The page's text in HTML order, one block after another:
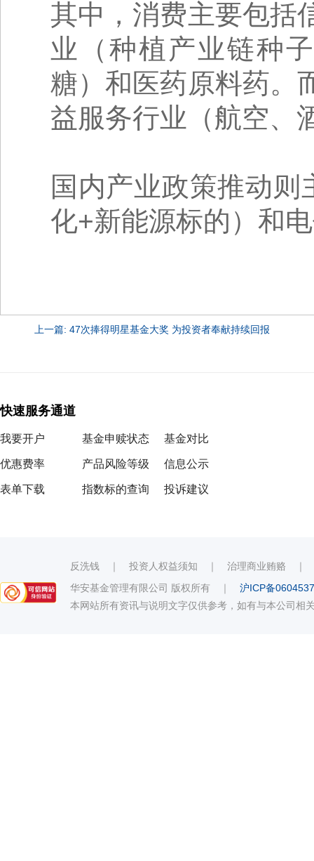
其中，消费主要包括
业（种植产业链种
糖）和医药原料药。
益服务行业（航空、
国内产业政策推动
化+新能源标的）和
上一篇: 47次捧得明星基金大奖 为投资者奉献持续回报
快速服务通道
我要开户
优惠费率
表单下载
基金申赎状态
产品风险等级
指数标的查询
基金对比
信息公示
投诉建议
反洗钱 ｜ 投资人权益须知 ｜ 治理商业贿赂
华安基金管理有限公司 版权所有 ｜ 沪ICP备
本网站所有资讯与说明文字仅供参考，如有与本公司相